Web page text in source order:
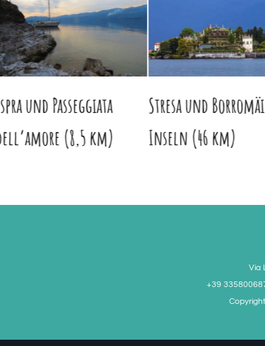
und Passeggiata
(8,5 km)
Stresa und
Inseln (46 km)
Via
+39